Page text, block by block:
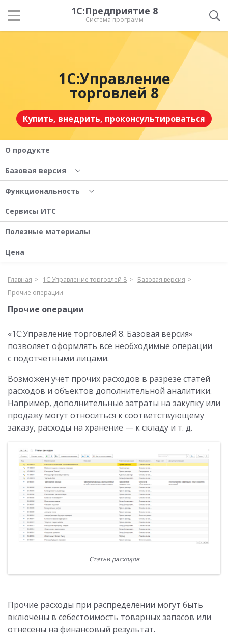
1С:Предприятие 8
Система программ
1С:Управление
торговлей 8
Купить, внедрить, проконсультироваться
О продукте
Базовая версия
Функциональность
Сервисы ИТС
Полезные материалы
Цена
Главная 1С:Управление торговлей 8
Базовая версия
Прочие операции
Прочие операции
«1С:Управление торговлей 8. Базовая версия»
позволяет оформлять все необходимые операции
с подотчетными лицами.
Возможен учет прочих расходов в разрезе статей
расходов и объектов дополнительной аналитики.
Например, дополнительные затраты на закупку или
продажу могут относиться к соответствующему
заказу, расходы на хранение — к складу и т. д.
Статьи расходов
Прочие расходы при распределении могут быть
включены в себестоимость товарных запасов или
отнесены на финансовый результат.